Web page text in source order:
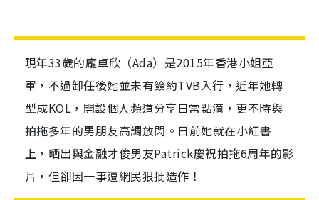
現年33歲的龐卓欣（Ada）是2015年香港小姐亞
軍，不過卸任後她並未有簽約TVB入行，近年她轉
型成KOL，開設個人頻道分享日常點滴，更不時與
拍拖多年的男朋友高調放閃。日前她就在小紅書
上，晒出與金融才俊男友Patrick慶祝拍拖6周年的影
片，但卻因一事遭網民狠批造作！